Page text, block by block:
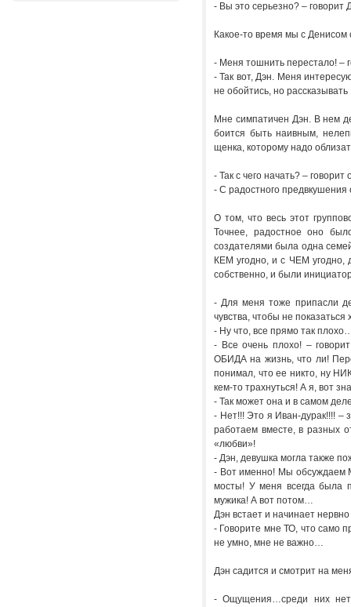
- Вы это серьезно? –
Какое-то время мы с Денисом
- Меня тошнить перестало! –
- Так вот, Дэн. Меня
не обойтись, но
Мне симпатичен Дэн. В нем
боится быть наивным,
щенка, которому надо
- Так с чего начать? –
- С радостного предвкушения
О том, что весь этот
Точнее, радостное оно
создателями была одна
КЕМ угодно, и с ЧЕМ угодно,
собственно, и были
- Для меня тоже припасли
чувства, чтобы не
- Ну что, все прямо так
- Все очень плохо! –
ОБИДА на жизнь, что ли!
понимал, что ее никто, ну
кем-то трахнуться! А я, вот
- Так может она и в самом
- Нет!!! Это я Иван-дурак!!!! –
работаем вместе, в разных
«любви»!
- Дэн, девушка могла также
- Вот именно! Мы обсуждаем
мосты! У меня всегда была
мужика! А вот потом…
Дэн встает и начинает
- Говорите мне ТО, что само
не умно, мне не важно…
Дэн садится и смотрит на
- Ощущения…среди них